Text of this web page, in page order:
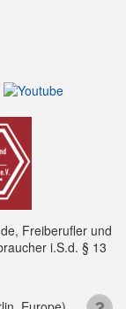
Freiberufler und
i.S.d. § 13